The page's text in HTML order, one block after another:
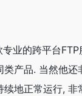
业的跨平台
产品. 当然他还
地正常运行,